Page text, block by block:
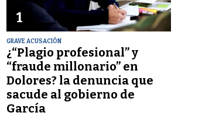
1
GRAVE ACUSACIÓN
¿“Plagio profesional” y
“fraude millonario” en
Dolores? la denuncia que
sacude al gobierno de
García